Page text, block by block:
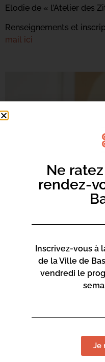
Elodie de « l’Atelier des
Renseignements et
mail ici
Ne
rendez-
Inscrivez-vous à
de la Ville de
vendredi le
Je